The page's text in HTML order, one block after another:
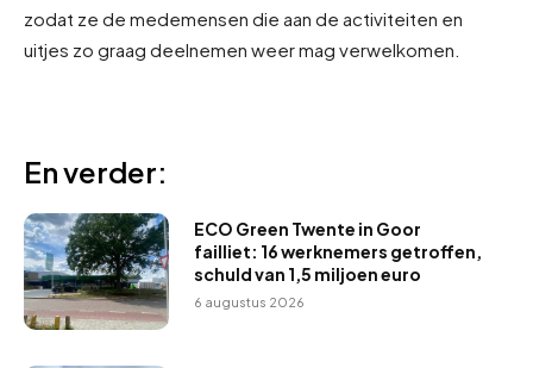
zodat ze de medemensen die aan de activiteiten en
uitjes zo graag deelnemen weer mag verwelkomen.
En verder:
ECO Green Twente in Goor
failliet: 16 werknemers getroffen,
schuld van 1,5 miljoen euro
6 augustus 2026